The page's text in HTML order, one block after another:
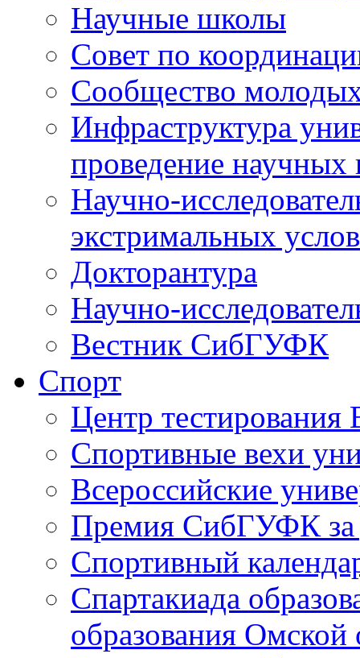
Научные школы
Совет по
Сообщество
Инфраструктура
проведение научных
Научно-
экстримальных
Докторантура
Научно-
Вестник СибГУФК
Спорт
Центр
Спортивные вехи
Всероссийские
Премия СибГУФК за
Спортивный
Спартакиада
образования Омской